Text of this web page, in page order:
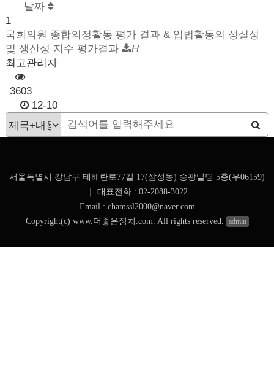
날짜
1
국회의원 종합의정활동 평가 결과 & 입법활동의 성실성
및 생산성 지수 평가결과
H
최고관리자
3603
12-10
서울특별시 강남구 테헤란로77길 17(삼성동) 승광빌딩 5층(우06159)
대표전화 : 02-2088-3022
Email : chamssl2000@naver.com
Copyright(c) www.더좋은정치.com. All rights reserved.
admin